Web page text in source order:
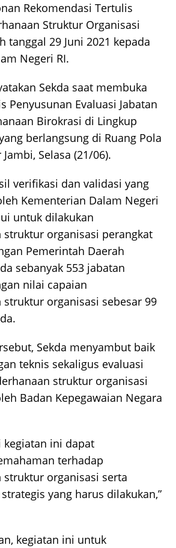
Rekomendasi Tertulis
Struktur Organisasi
tanggal 29 Juni 2021 kepada
Negeri RI.
Sekda saat membuka
Penyusunan Evaluasi Jabatan
Birokrasi di Lingkup
berlangsung di Ruang Pola
Selasa (21/06).
verifikasi dan validasi yang
Kementerian Dalam Negeri
untuk dilakukan
struktur organisasi perangkat
Pemerintah Daerah
sebanyak 553 jabatan
nilai capaian
struktur organisasi sebesar 99
Sekda menyambut baik
teknis sekaligus evaluasi
struktur organisasi
Badan Kepegawaian Negara
kegiatan ini dapat
terhadap
struktur organisasi serta
yang harus dilakukan,”
kegiatan ini untuk